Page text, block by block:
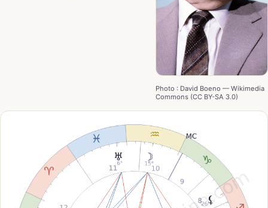
Photo : David Boeno — Wikimedia
Commons (CC BY-SA 3.0)